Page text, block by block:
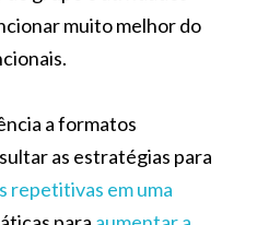
muito melhor do
a formatos
as estratégias para
repetitivas em uma